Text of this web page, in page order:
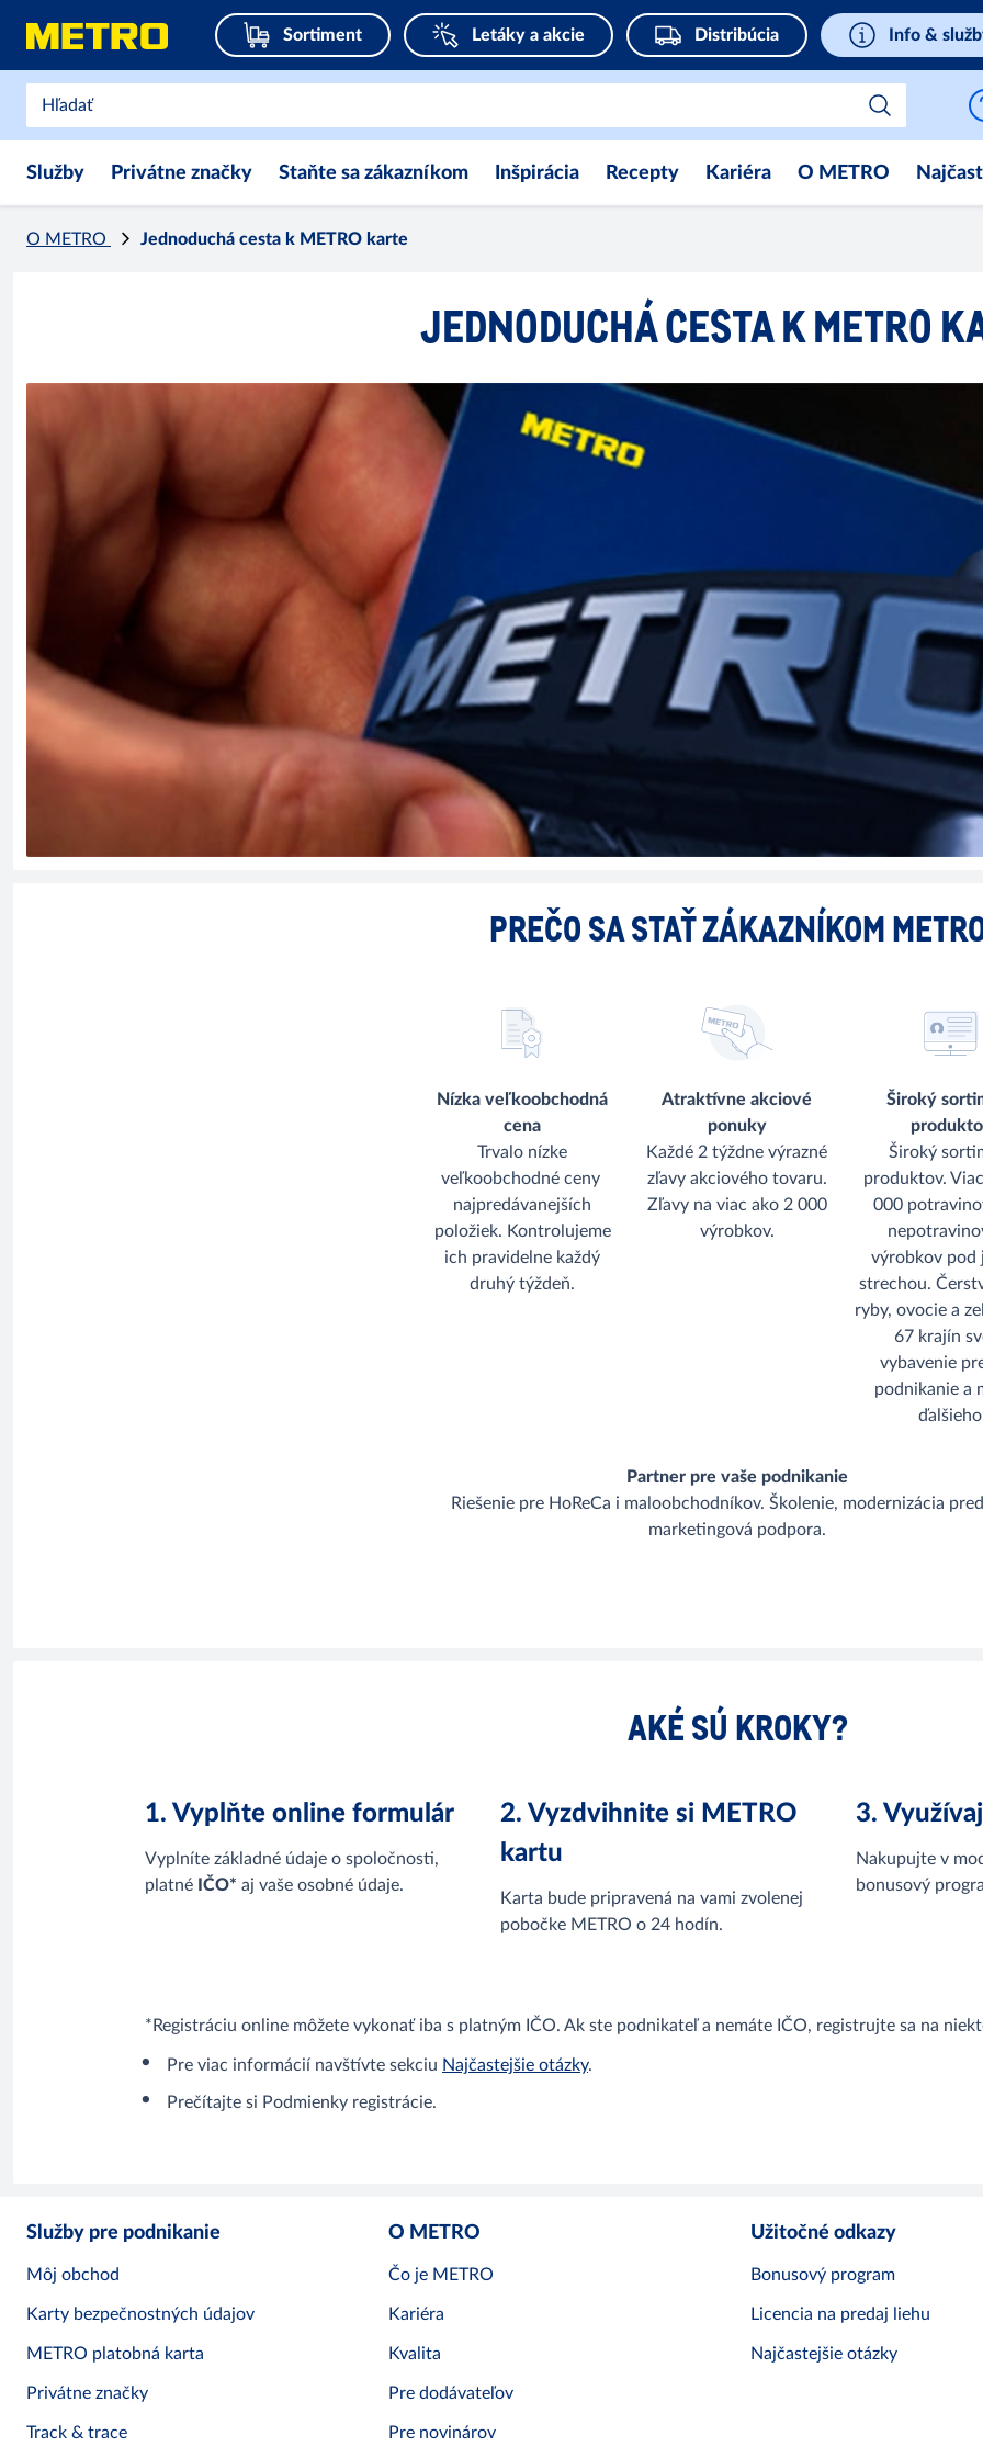
Sortiment Letáky a akcie Distribúcia Info &
Služby Privátne značky Staňte sa zákazníkom Inšpirácia Recepty Kariéra O METRO
O METRO Jednoduchá cesta k METRO karte
JEDNODUCHÁ CESTA K METRO
PREČO SA STAŤ ZÁKAZNÍKOM
Nízka veľkoobchodná
cena
Trvalo nízke
veľkoobchodné ceny
najpredávanejších
položiek. Kontrolujeme
ich pravidelne každý
druhý týždeň.
Atraktívne akciové
ponuky
Každé 2 týždne výrazné
zľavy akciového tovaru.
Zľavy na viac ako 2 000
výrobkov.
Široký
Široký
produktov.
000
výrobkov pod
strechou.
ryby, ovocie a
67 krajín
vybavenie
podnikanie a
Partner pre vaše podnikanie
Riešenie pre HoReCa i maloobchodníkov. Školenie, modernizácia
marketingová podpora.
AKÉ SÚ KROKY?
1. Vyplňte online formulár
Vyplníte základné údaje o spoločnosti,
platné IČO* aj vaše osobné údaje.
2. Vyzdvihnite si METRO
kartu
Karta bude pripravená na vami zvolenej
pobočke METRO o 24 hodín.
3.
Nakupujte v
bonusový
*Registráciu online môžete vykonať iba s platným IČO. Ak ste podnikateľ a nemáte IČO, registrujte sa na
Pre viac informácií navštívte sekciu Najčastejšie otázky.
Prečítajte si Podmienky registrácie.
Služby pre podnikanie
Môj obchod
Karty bezpečnostných údajov
METRO platobná karta
Privátne značky
Track & trace
O METRO
Čo je METRO
Kariéra
Kvalita
Pre dodávateľov
Pre novinárov
Užitočné odkazy
Bonusový program
Licencia na predaj liehu
Najčastejšie otázky